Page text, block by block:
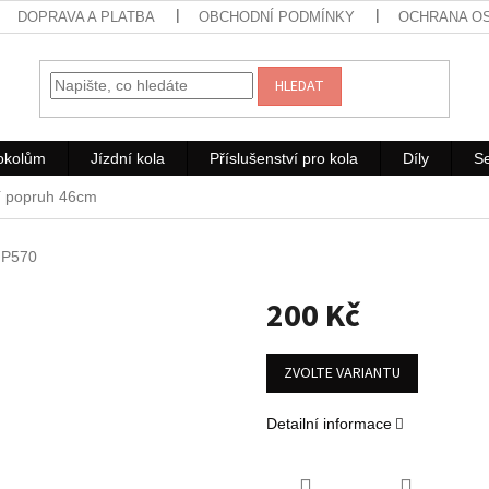
DOPRAVA A PLATBA OBCHODNÍ PODMÍNKY OCHRANA
HLEDAT
Jízdní kola Příslušenství pro kola Díly
popruh 46cm
200 Kč
Měrná
cena:
ZVOLTE VARIANTU
Detailní informace